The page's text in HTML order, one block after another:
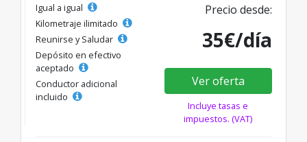
Igual a igual
Kilometraje ilimitado
Reunirse y Saludar
Depósito en efectivo
aceptado
Conductor adicional
incluido
Precio desde:
35€/día
Ver oferta
Incluye tasas e
impuestos. (VAT)